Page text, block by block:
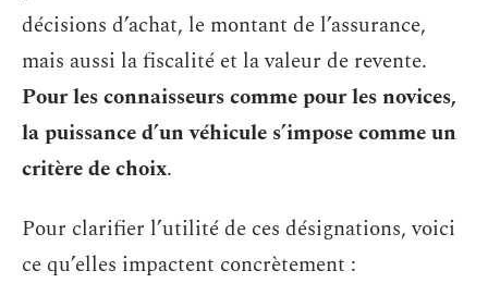
décisions d’achat, le montant de l’assurance,
mais aussi la fiscalité et la valeur de revente.
Pour les connaisseurs comme pour les novices,
la puissance d’un véhicule s’impose comme un
critère de choix.
Pour clarifier l’utilité de ces désignations, voici
ce qu’elles impactent concrètement :